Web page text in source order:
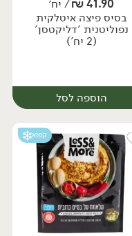
יח׳
41.90
₪/ יח׳
בסיס פיצה איטלקית
נפוליטנית 'דליקטסן'
(2 יח')
הוספה לסל
קפוא